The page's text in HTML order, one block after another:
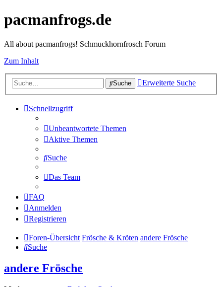
pacmanfrogs.de
All about pacmanfrogs! Schmuckhornfrosch Forum
Zum Inhalt
Suche Erweiterte Suche
Schnellzugriff
Unbeantwortete Themen
Aktive Themen
Suche
Das Team
FAQ
Anmelden
Registrieren
Foren-Übersicht Frösche & Kröten andere Frösche
Suche
andere Frösche